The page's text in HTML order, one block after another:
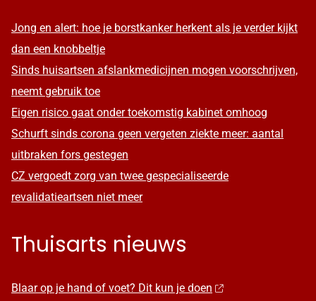
Jong en alert: hoe je borstkanker herkent als je verder kijkt
dan een knobbeltje
Sinds huisartsen afslankmedicijnen mogen voorschrijven,
neemt gebruik toe
Eigen risico gaat onder toekomstig kabinet omhoog
Schurft sinds corona geen vergeten ziekte meer: aantal
uitbraken fors gestegen
CZ vergoedt zorg van twee gespecialiseerde
revalidatieartsen niet meer
Thuisarts nieuws
Blaar op je hand of voet? Dit kun je doen